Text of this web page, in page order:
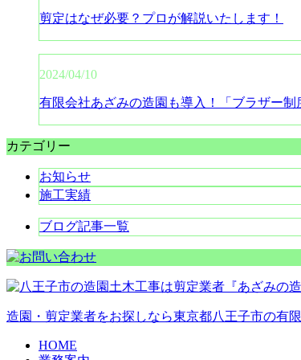
剪定はなぜ必要？プロが解説いたします！
2024/04/10
有限会社あざみの造園も導入！「ブラザー制
カテゴリー
お知らせ
施工実績
ブログ記事一覧
造園・剪定業者をお探しなら東京都八王子市の有
HOME